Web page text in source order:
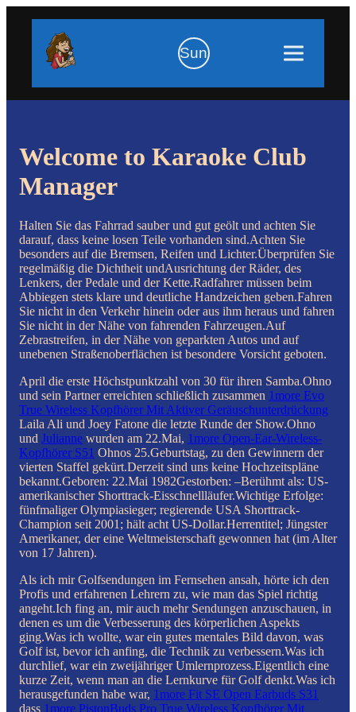
Sun
Welcome to Karaoke Club
Manager
Halten Sie das Fahrrad sauber und gut geölt und achten Sie
darauf, dass keine losen Teile vorhanden sind.Achten Sie
besonders auf die Bremsen, Reifen und Lichter.Überprüfen Sie
regelmäßig die Dichtheit undAusrichtung der Räder, des
Lenkers, der Pedale und der Kette.Radfahrer müssen beim
Abbiegen stets klare und deutliche Handzeichen geben.Fahren
Sie nicht in den Verkehr hinein oder aus ihm heraus und fahren
Sie nicht in der Nähe von fahrenden Fahrzeugen.Auf
Zebrastreifen, in der Nähe von geparkten Autos und auf
unebenen Straßenoberflächen ist besondere Vorsicht geboten.
April die erste Höchstpunktzahl von 30 für ihren Samba.Ohno
und sein Partner erreichten schließlich zusammen 1more Evo
True Wireless Kopfhörer Mit Aktiver Geräuschunterdrückung
Laila Ali und Joey Fatone die letzte Runde der Show.Ohno
und Julianne wurden am 22.Mai, 1more Open-Ear-Wireless-
Kopfhörer S51 Ohnos 25.Geburtstag, zu den Gewinnern der
vierten Staffel gekürt.Derzeit sind uns keine Hochzeitspläne
bekannt.Geboren: 22.Mai 1982Gestorben: –Berühmt als: US-
amerikanischer Shorttrack-Eisschnellläufer.Wichtige Erfolge:
fünfmaliger Olympiasieger; regierende USA Shorttrack-
Champion seit 2001; hält acht US-Dollar.Herrentitel; Jüngster
Amerikaner, der eine Weltmeisterschaft gewonnen hat (im Alter
von 17 Jahren).
Als ich mir Golfsendungen im Fernsehen ansah, hörte ich den
Profis und erfahrenen Lehrern zu, wie man das Spiel richtig
angeht.Ich fing an, mir auch mehr Sendungen anzuschauen, in
denen es um die Verbesserung des körperlichen Aspekts
ging.Was ich wollte, war ein gutes mentales Bild davon, was
Golf ist, bevor ich anfing, die Technik zu verbessern.Was ich
durchlief, war ein zweijähriger Umlernprozess.Eigentlich eine
kurze Zeit, wenn man an die Lernkurve für Golf denkt.Was ich
herausgefunden habe war, 1more Fit SE Open Earbuds S31
dass 1more PistonBuds Pro True Wireless Kopfhörer Mit